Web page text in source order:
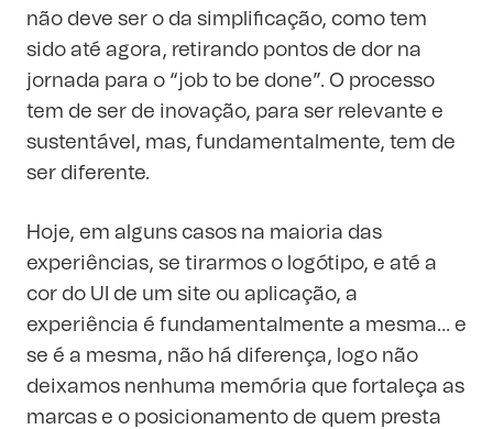
não deve ser o da simplificação, como tem
sido até agora, retirando pontos de dor na
jornada para o “job to be done”. O processo
tem de ser de inovação, para ser relevante e
sustentável, mas, fundamentalmente, tem de
ser diferente.
Hoje, em alguns casos na maioria das
experiências, se tirarmos o logótipo, e até a
cor do UI de um site ou aplicação, a
experiência é fundamentalmente a mesma… e
se é a mesma, não há diferença, logo não
deixamos nenhuma memória que fortaleça as
marcas e o posicionamento de quem presta